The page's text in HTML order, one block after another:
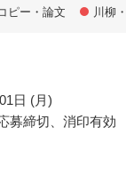
ピー・論文 川柳
日 (月)
募締切、消印有効